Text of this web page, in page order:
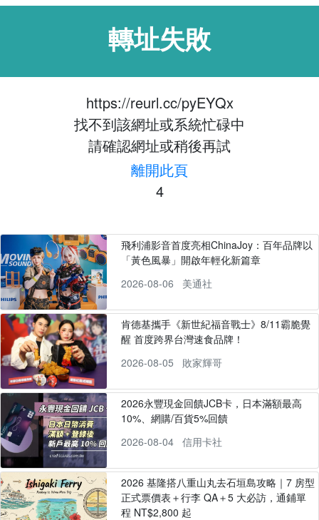
轉址失敗
https://reurl.cc/pyEYQx
找不到該網址或系統忙碌中
請確認網址或稍後再試
離開此頁
4
飛利浦影音首度亮相ChinaJoy：百年品牌以
「黃色風暴」開啟年輕化新篇章
2026-08-06
美通社
肯德基攜手《新世紀福音戰士》8/11霸脆覺
醒 首度跨界台灣速食品牌！
2026-08-05
敗家輝哥
2026永豐現金回饋JCB卡，日本滿額最高
10%、網購/百貨5%回饋
2026-08-04
信用卡社
2026 基隆搭八重山丸去石垣島攻略｜7 房型
正式票價表＋行李 QA＋5 大必訪，通鋪單
程 NT$2,800 起